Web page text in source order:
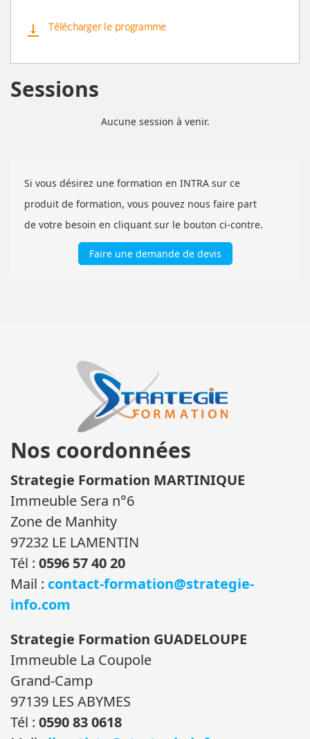
vertical_align_bottom Télécharger le programme
Sessions
Aucune session à venir.
Si vous désirez une formation en INTRA sur ce
produit de formation, vous pouvez nous faire part
de votre besoin en cliquant sur le bouton ci-contre.
Faire une demande de devis
Nos coordonnées
Strategie Formation MARTINIQUE
Immeuble Sera n°6
Zone de Manhity
97232 LE LAMENTIN
Tél : 0596 57 40 20
Mail : contact-formation@strategie-
info.com
Strategie Formation GUADELOUPE
Immeuble La Coupole
Grand-Camp
97139 LES ABYMES
Tél : 0590 83 0618